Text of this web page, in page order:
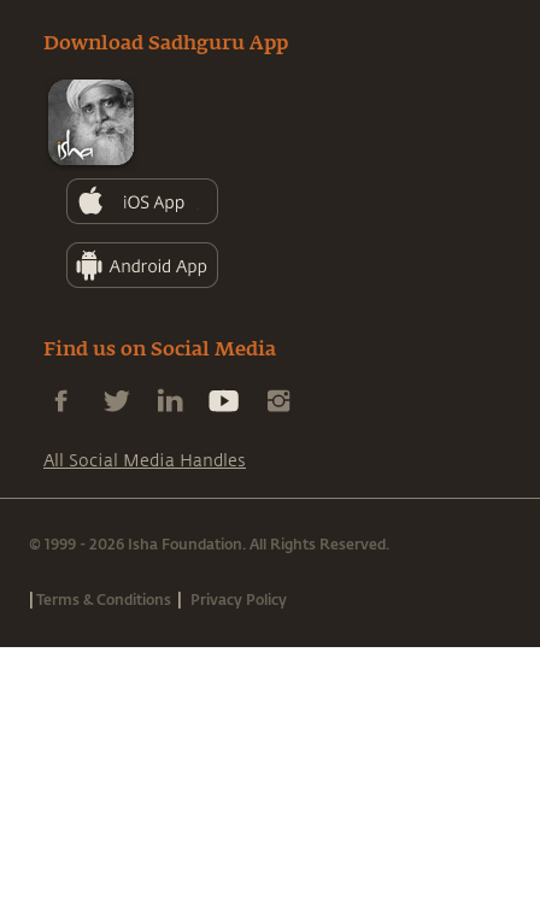
Download Sadhguru App
Find us on Social Media
All Social Media Handles
© 1999 - 2026 Isha Foundation. All Rights Reserved.
|Terms & Conditions | Privacy Policy